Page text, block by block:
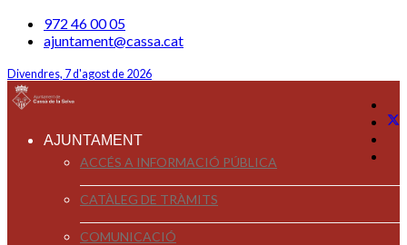
972 46 00 05
ajuntament@cassa.cat
Divendres, 7 d'agost de 2026
AJUNTAMENT
ACCÉS A INFORMACIÓ PÚBLICA
CATÀLEG DE TRÀMITS
COMUNICACIÓ